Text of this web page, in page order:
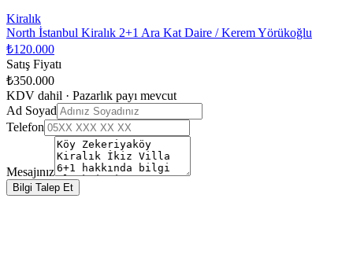
Kiralık
North İstanbul Kiralık 2+1 Ara Kat Daire / Kerem Yörükoğlu
₺120.000
Satış Fiyatı
₺350.000
KDV dahil · Pazarlık payı mevcut
Ad Soyad
Telefon
Mesajınız
Bilgi Talep Et